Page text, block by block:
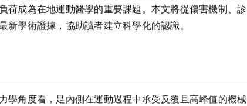
荷成為在地運動醫學的重要課題。本文將從傷害機制、診
學術證據，協助讀者建立科學化的認識。
學角度看，足內側在運動過程中承受反覆且高峰值的機械